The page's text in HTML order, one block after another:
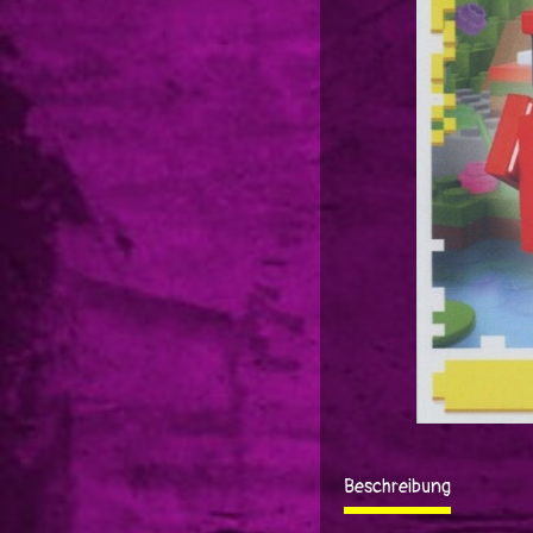
Beschreibung